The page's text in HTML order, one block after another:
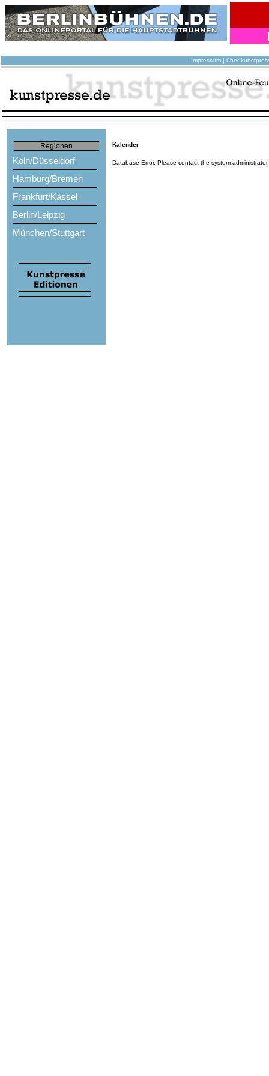
Impressum | über
Regionen
Köln/Düsseldorf
Hamburg/Bremen
Frankfurt/Kassel
Berlin/Leipzig
München/Stuttgart
Kalender
Database Error. Please contact the system